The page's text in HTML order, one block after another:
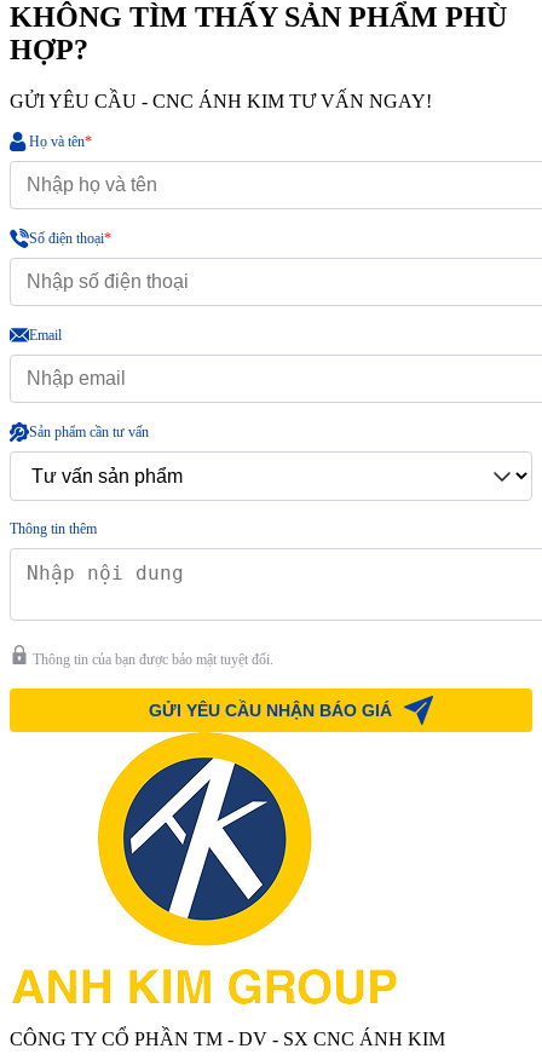
KHÔNG TÌM THẤY SẢN PHẨM PHÙ
HỢP?
GỬI YÊU CẦU - CNC ÁNH KIM TƯ VẤN NGAY!
Họ và tên*
Số điện thoại*
Email
Sản phẩm cần tư vấn
Thông tin thêm
Thông tin của bạn được bảo mật tuyệt đối.
CÔNG TY CỔ PHẦN TM - DV - SX CNC ÁNH KIM